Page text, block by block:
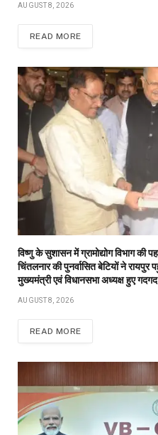
AUGUST 8, 2026
READ MORE
विष्णु के सुशासन में ग्रामोद्योग विभाग की
चिंतलनार की पुनर्वासित बेटियों ने
मुख्यमंत्री एवं विधानसभा अध्यक्ष हुए
AUGUST 8, 2026
READ MORE